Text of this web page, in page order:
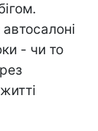
- чи то